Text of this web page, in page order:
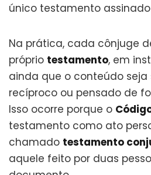
único testamento
Na prática, cada cônjuge
próprio testamento, em
ainda que o conteúdo seja
recíproco ou pensado de
Isso ocorre porque o
testamento como ato
chamado testamento
aquele feito por duas